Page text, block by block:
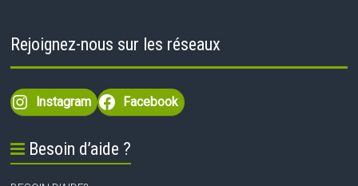
Rejoignez-nous sur les réseaux
Instagram Facebook
Besoin d’aide ?